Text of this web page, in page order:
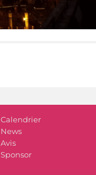
Calendrier
News
Avis
Sponsor